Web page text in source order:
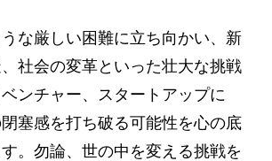
な厳しい困難に立ち向かい、新
社会の変革といった壮大な挑戦
ンチャー、スタートアップに
塞感を打ち破る可能性を心の底
。勿論、世の中を変える挑戦を